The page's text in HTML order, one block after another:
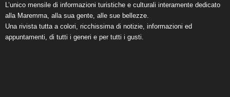
L’unico mensile di informazioni turistiche e culturali interamente dedicato
alla Maremma, alla sua gente, alle sue bellezze.
Una rivista tutta a colori, ricchissima di notizie, informazioni ed
appuntamenti, di tutti i generi e per tutti i gusti.